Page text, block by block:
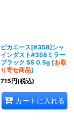
ピカエース[#358]シャ
インダスト#358ミラー
ブラック SS 0.5g [お取
り寄せ商品]
715円(税込)
カートに入れる